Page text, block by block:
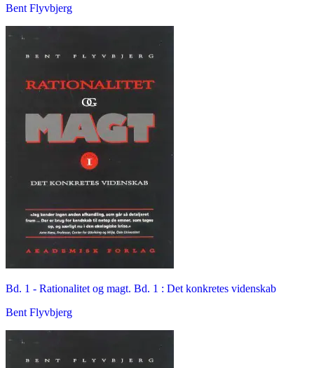
Bent Flyvbjerg
Bd. 1 - Rationalitet og magt. Bd. 1 : Det konkretes videnskab
Bent Flyvbjerg